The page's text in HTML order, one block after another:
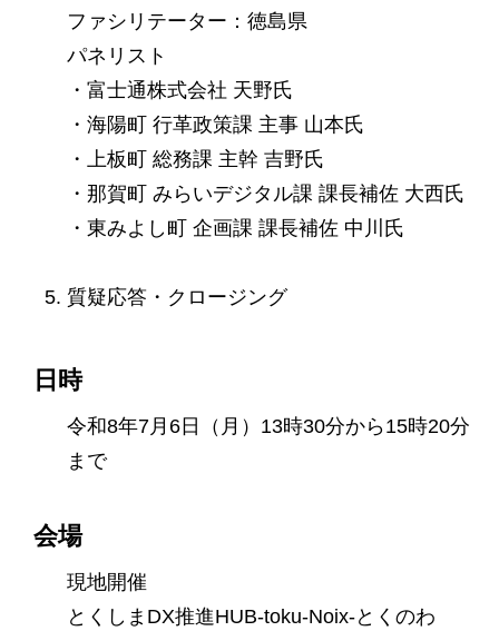
ファシリテーター：徳島県
パネリスト
・富士通株式会社 天野氏
・海陽町 行革政策課 主事 山本氏
・上板町 総務課 主幹 吉野氏
・那賀町 みらいデジタル課 課長補佐 大西氏
・東みよし町 企画課 課長補佐 中川氏
質疑応答・クロージング
日時
令和8年7月6日（月）13時30分から15時20分
まで
会場
現地開催
とくしまDX推進HUB-toku-Noix-とくのわ